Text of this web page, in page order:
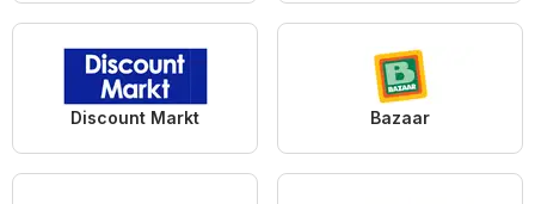
Discount Markt Bazaar